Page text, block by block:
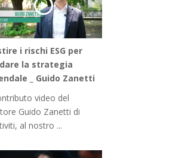
i rischi ESG per
la strategia
_ Guido Zanetti
video del
Guido Zanetti di
al nostro ...